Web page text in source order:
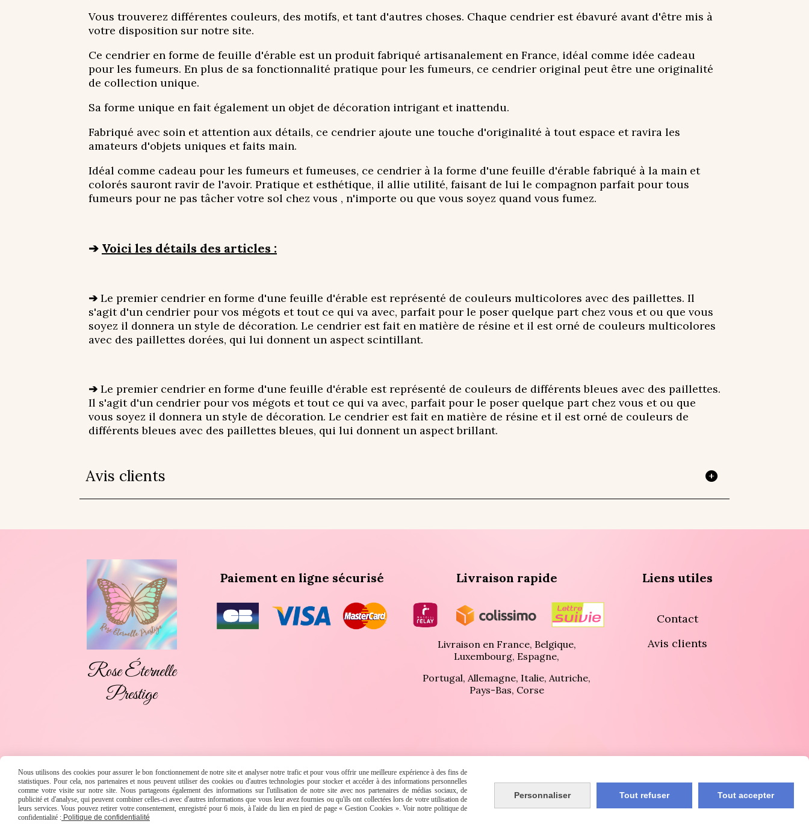
Vous trouverez différentes couleurs, des motifs, et tant d'autres choses. Chaque cendrier est ébavuré avant d'être mis à
votre disposition sur notre site.
Ce cendrier en forme de feuille d'érable est un produit fabriqué artisanalement en France, idéal comme idée cadeau
pour les fumeurs. En plus de sa fonctionnalité pratique pour les fumeurs, ce cendrier original peut être une originalité
de collection unique.
Sa forme unique en fait également un objet de décoration intrigant et inattendu.
Fabriqué avec soin et attention aux détails, ce cendrier ajoute une touche d'originalité à tout espace et ravira les
amateurs d'objets uniques et faits main.
Idéal comme cadeau pour les fumeurs et fumeuses, ce cendrier à la forme d'une feuille d'érable fabriqué à la main et
colorés sauront ravir de l'avoir. Pratique et esthétique, il allie utilité, faisant de lui le compagnon parfait pour tous
fumeurs pour ne pas tâcher votre sol chez vous , n'importe ou que vous soyez quand vous fumez.
➔ Voici les détails des articles :
➔ Le premier cendrier en forme d'une feuille d'érable est représenté de couleurs multicolores avec des paillettes. Il
s'agit d'un cendrier pour vos mégots et tout ce qui va avec, parfait pour le poser quelque part chez vous et ou que vous
soyez il donnera un style de décoration. Le cendrier est fait en matière de résine et il est orné de couleurs multicolores
avec des paillettes dorées, qui lui donnent un aspect scintillant.
➔ Le premier cendrier en forme d'une feuille d'érable est représenté de couleurs de différents bleues avec des paillettes.
Il s'agit d'un cendrier pour vos mégots et tout ce qui va avec, parfait pour le poser quelque part chez vous et ou que
vous soyez il donnera un style de décoration. Le cendrier est fait en matière de résine et il est orné de couleurs de
différents bleues avec des paillettes bleues, qui lui donnent un aspect brillant.
Avis clients
Rose Éternelle
Prestige
Paiement en ligne sécurisé Livraison rapide
Livraison en France, Belgique,
Luxembourg, Espagne,
Portugal, Allemagne, Italie, Autriche,
Pays-Bas, Corse
Liens utiles
Contact
Avis clients
© Copyright, 2023-2026. ROSE ETERNELLE PRESTIGE - Tous droits réservés.
Nous utilisons des cookies pour assurer le bon fonctionnement de notre site et analyser notre trafic et pour vous offrir une meilleure expérience à des fins de
statistiques. Pour cela, nos partenaires et nous peuvent utiliser des cookies ou d'autres technologies pour stocker et accéder à des informations personnelles
comme votre visite sur notre site. Nous partageons également des informations sur l'utilisation de notre site avec nos partenaires de médias sociaux, de
publicité et d'analyse, qui peuvent combiner celles-ci avec d'autres informations que vous leur avez fournies ou qu'ils ont collectées lors de votre utilisation de
leurs services. Vous pouvez retirer votre consentement, enregistré pour 6 mois, à l'aide du lien en pied de page « Gestion Cookies ». Voir notre politique de
confidentialité : Politique de confidentialité
Personnaliser Tout refuser Tout accepter